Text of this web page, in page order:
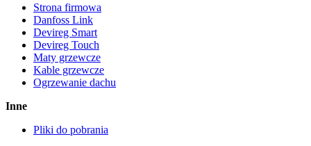
Strona firmowa
Danfoss Link
Devireg Smart
Devireg Touch
Maty grzewcze
Kable grzewcze
Ogrzewanie dachu
Inne
Pliki do pobrania